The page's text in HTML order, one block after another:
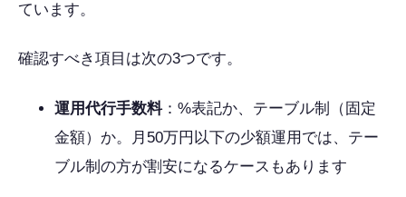
ています。
確認すべき項目は次の3つです。
運用代行手数料：%表記か、テーブル制（固定
金額）か。月50万円以下の少額運用では、テー
ブル制の方が割安になるケースもあります